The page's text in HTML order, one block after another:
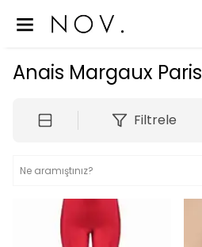
Anais Margaux Paris
Filtrele